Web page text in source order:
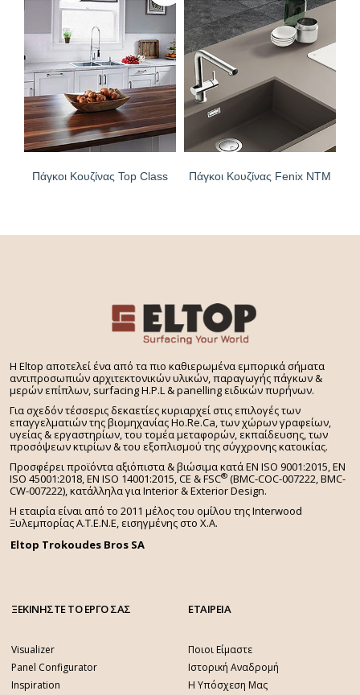
Πάγκοι Κουζίνας Top Class Πάγκοι Κουζίνας Fenix NTM
H Eltop αποτελεί ένα από τα πιο καθιερωμένα εμπορικά σήματα
αντιπροσωπιών αρχιτεκτονικών υλικών, παραγωγής πάγκων &
μερών επίπλων, surfacing H.P.L & panelling ειδικών πυρήνων.
Για σχεδόν τέσσερις δεκαετίες κυριαρχεί στις επιλογές των
επαγγελματιών της βιομηχανίας Ho.Re.Ca, των χώρων γραφείων,
υγείας & εργαστηρίων, του τομέα μεταφορών, εκπαίδευσης, των
προσόψεων κτιρίων & του εξοπλισμού της σύγχρονης κατοικίας.
Προσφέρει προϊόντα αξιόπιστα & βιώσιμα κατά EN ISO 9001:2015, EN
ISO 45001:2018, EN ISO 14001:2015,CE & FSC® (BMC-COC-007222, BMC-
CW-007222), κατάλληλα για Interior & Exterior Design.
Η εταιρία είναι από το 2011 μέλος του ομίλου της Interwood
Ξυλεμπορίας Α.Τ.Ε.Ν.Ε, εισηγμένης στο Χ.A.
Eltop Trokoudes Bros SA
ΞΕΚΙΝΗΣΤΕ ΤΟ ΕΡΓΟ ΣΑΣ
Visualizer
Panel Configurator
Inspiration
ΕΤΑΙΡΕΙΑ
Ποιοι Είμαστε
Ιστορική Αναδρομή
Η Υπόσχεση Μας